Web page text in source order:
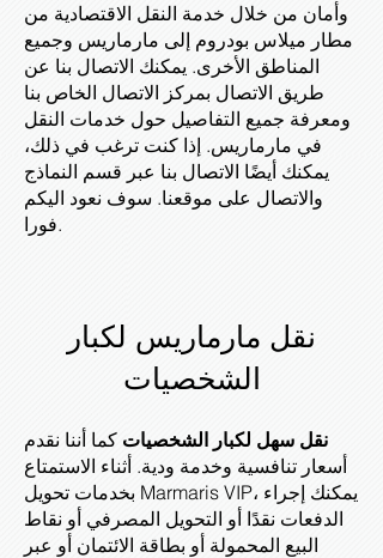
وأمان من خلال خدمة النقل الاقتصادية من
مطار ميلاس بودروم إلى مارماريس وجميع
المناطق الأخرى. يمكنك الاتصال بنا عن
طريق الاتصال بمركز الاتصال الخاص بنا
ومعرفة جميع التفاصيل حول خدمات النقل
في مارماريس. إذا كنت ترغب في ذلك،
يمكنك أيضًا الاتصال بنا عبر قسم النماذج
والاتصال على موقعنا. سوف نعود اليكم
فورا.
نقل مارماريس لكبار
الشخصيات
نقل سهل لكبار الشخصيات كما أننا نقدم
أسعار تنافسية وخدمة ودية. أثناء الاستمتاع
بخدمات تحويل Marmaris VIP، يمكنك إجراء
الدفعات نقدًا أو التحويل المصرفي أو نقاط
البيع المحمولة أو بطاقة الائتمان أو عبر